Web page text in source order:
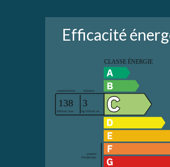
Efficacité